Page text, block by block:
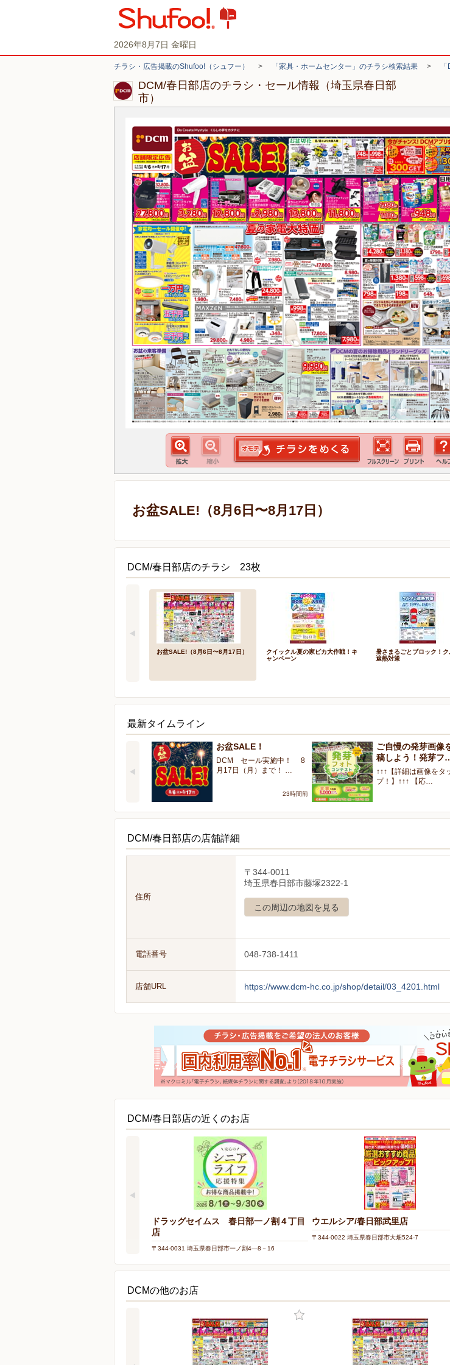
2026年8月7日 金曜日
チラシ・広告掲載のShufoo!（シュフー） > 「家具・ホームセンター」のチラシ検索結果 >
DCM/春日部店のチラシ・セール情報（埼玉県春日部
市）
お盆SALE!（8月6日〜8月17日）
DCM/春日部店のチラシ 23枚
お盆SALE!（8月6日〜8月17日）
クイックル夏の家ピカ大作戦！キ
ャンペーン
暑さまるごとブロック！ク
遮熱対策
最新タイムライン
お盆SALE！
DCM セール実施中！ 8
月17日（月）まで！ …
23時間前
ご自慢の発芽画像
稿しよう！発芽フ
↑↑↑【詳細は画像をタ
プ！】↑↑↑ 【応…
DCM/春日部店の店舗詳細
住所
〒344-0011
埼玉県春日部市藤塚2322-1
この周辺の地図を見る
電話番号 048-738-1411
店舗URL https://www.dcm-hc.co.jp/shop/detail/03_4201.html
DCM/春日部店の近くのお店
ドラッグセイムス 春日部一ノ割４丁目
店
〒344-0031 埼玉県春日部市一ノ割4―8－16
ウエルシア/春日部武里店
〒344-0022 埼玉県春日部市大畑524-7
DCMの他のお店